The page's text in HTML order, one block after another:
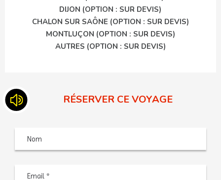
DIJON (OPTION : SUR DEVIS)
CHALON SUR SAÔNE (OPTION : SUR DEVIS)
MONTLUÇON (OPTION : SUR DEVIS)
AUTRES (OPTION : SUR DEVIS)
RÉSERVER CE VOYAGE
Nom